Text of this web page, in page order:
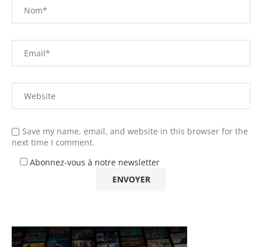
Save my name, email, and website in this browser for the
next time I comment.
Abonnez-vous à notre newsletter